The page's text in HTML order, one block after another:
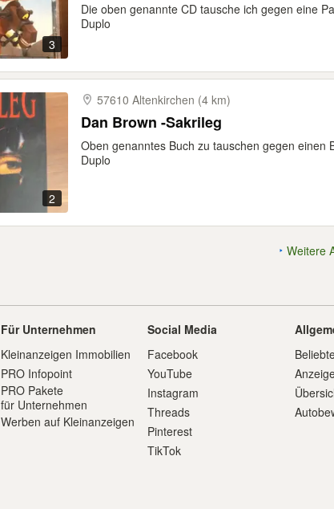
3
Die oben genannte CD tausche ich gegen eine
Duplo
2
57610 Altenkirchen (4 km)
Dan Brown -Sakrileg
Oben genanntes Buch zu tauschen gegen einen
Duplo
Weitere
Für Unternehmen
Kleinanzeigen Immobilien
PRO Infopoint
PRO Pakete
für Unternehmen
Werben auf Kleinanzeigen
Social Media
Facebook
YouTube
Instagram
Threads
Pinterest
TikTok